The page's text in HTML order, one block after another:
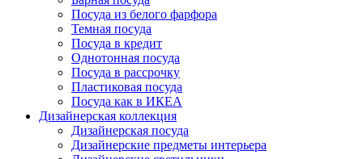
Посуда из белого фарфора
Темная посуда
Посуда в кредит
Однотонная посуда
Посуда в рассрочку
Пластиковая посуда
Посуда как в ИКЕА
Дизайнерская коллекция
Дизайнерская посуда
Дизайнерские предметы интерьера